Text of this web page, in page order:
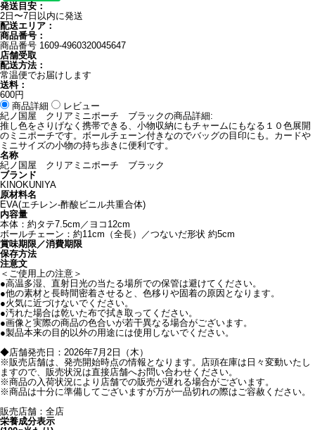
発送目安：
2日〜7日以内に発送
配送エリア：
商品番号：
商品番号 1609-4960320045647
店舗受取
配送方法：
常温便でお届けします
送料：
600円
商品詳細
レビュー
紀ノ国屋 クリアミニポーチ ブラックの商品詳細:
推し色をさりげなく携帯できる、小物収納にもチャームにもなる１０色展開
のミニポーチです。ボールチェーン付きなのでバッグの目印にも。カードや
ミニサイズの小物の持ち歩きに便利です。
名称
紀ノ国屋 クリアミニポーチ ブラック
ブランド
KINOKUNIYA
原材料名
EVA(エチレン-酢酸ビニル共重合体)
内容量
本体：約タテ7.5cm／ヨコ12cm
ボールチェーン：約11cm（全長）／つないだ形状 約5cm
賞味期限／消費期限
保存方法
注意文
＜ご使用上の注意＞
●高温多湿、直射日光の当たる場所での保管は避けてください。
●他の素材と長時間密着させると、色移りや固着の原因となります。
●火気に近づけないでください。
●汚れた場合は乾いた布で拭き取ってください。
●画像と実際の商品の色合いが若干異なる場合がございます。
●製品本来の目的以外の用途には使用しないでください。
◆店舗発売日：2026年7月2日（木）
※販売店舗は、発売開始時点の情報となります。店頭在庫は日々変動いたし
ますので、販売状況は直接店舗へお問い合わせください。
※商品の入荷状況により店舗での販売が遅れる場合がございます。
※商品は十分に準備してございますが万が一品切れの際はご容赦ください。
販売店舗：全店
栄養成分表示